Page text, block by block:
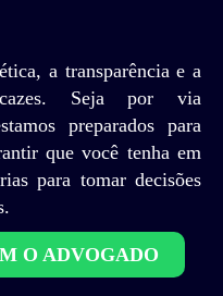
a transparência e a
Seja por via
preparados para
que você tenha em
para tomar decisões
O ADVOGADO